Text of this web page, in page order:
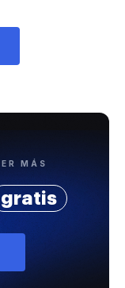
MÁS
gratis